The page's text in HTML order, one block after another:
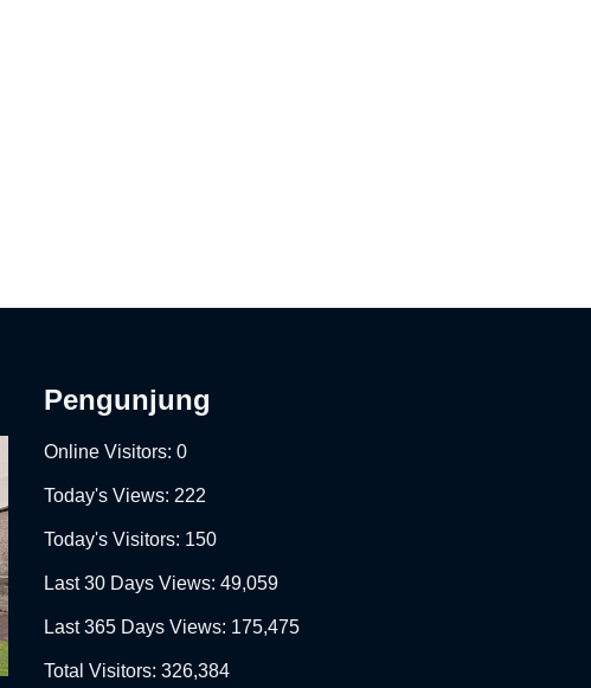
Pengunjung
Online Visitors: 0
Today's Views: 222
Today's Visitors: 150
Last 30 Days Views: 49,059
Last 365 Days Views: 175,475
Total Visitors: 326,384